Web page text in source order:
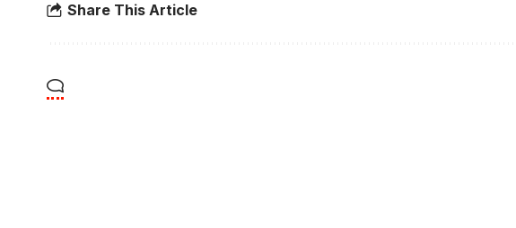
Share This Article